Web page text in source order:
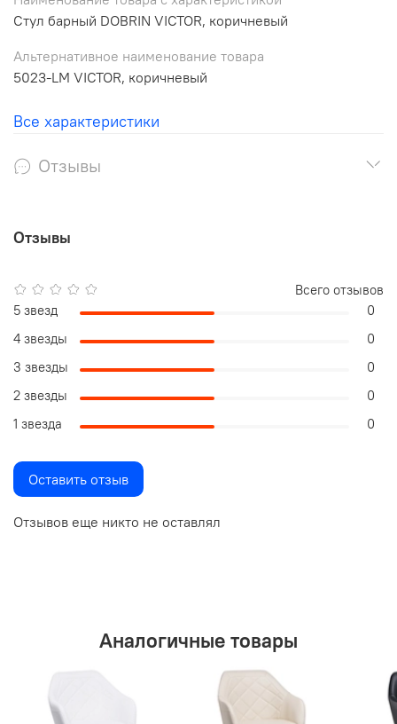
Стул барный DOBRIN VICTOR, коричневый
Альтернативное наименование товара
5023-LM VICTOR, коричневый
Все характеристики
Отзывы
Отзывы
Отзывов еще никто не оставлял
Всего отзывов
5 звезд
0
4 звезды
0
3 звезды
0
2 звезды
0
1 звезда
0
Оставить отзыв
Аналогичные товары